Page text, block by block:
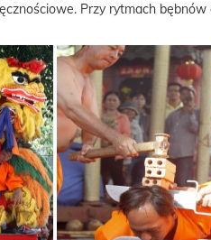
Przy rytmach